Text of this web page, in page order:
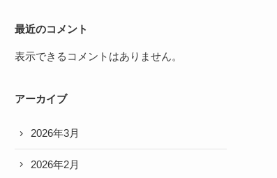
最近のコメント
表示できるコメントはありません。
アーカイブ
2026年3月
2026年2月